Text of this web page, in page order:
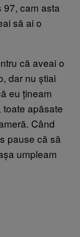
97, cam asta
să ai o
că aveai o
dar nu știai
eu țineam
toate apăsate
Când
pause că să
umpleam